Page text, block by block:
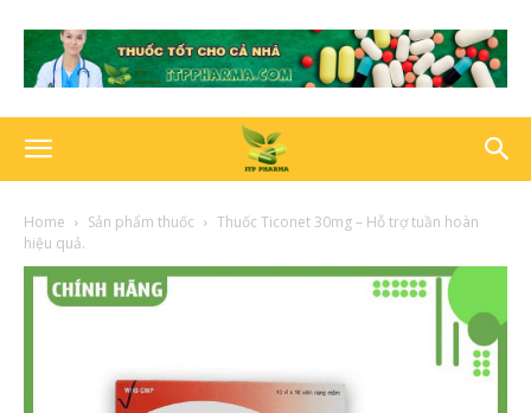
Home Sản phẩm thuốc
Thuốc Ticonet 30mg – Hỗ trợ tuần hoàn
hiệu quả.